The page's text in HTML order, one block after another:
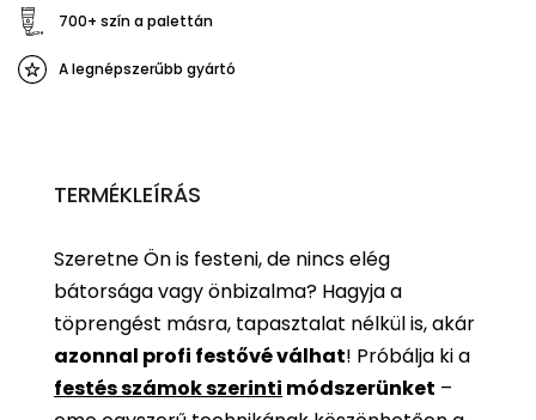
700+ szín a palettán
A legnépszerűbb gyártó
TERMÉKLEÍRÁS
Szeretne Ön is festeni, de nincs elég
bátorsága vagy önbizalma? Hagyja a
töprengést másra, tapasztalat nélkül is, akár
azonnal profi festővé válhat! Próbálja ki a
festés számok szerinti módszerünket –